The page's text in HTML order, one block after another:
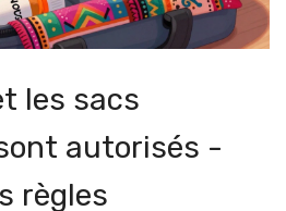
les sacs
autorisés -
règles